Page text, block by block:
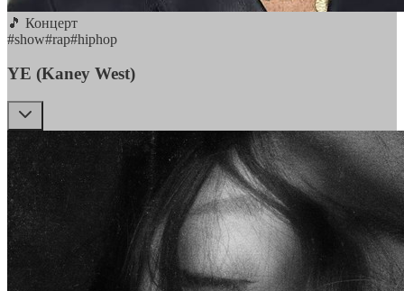
🎵 Концерт
#show#rap#hiphop
YE (Kaney West)